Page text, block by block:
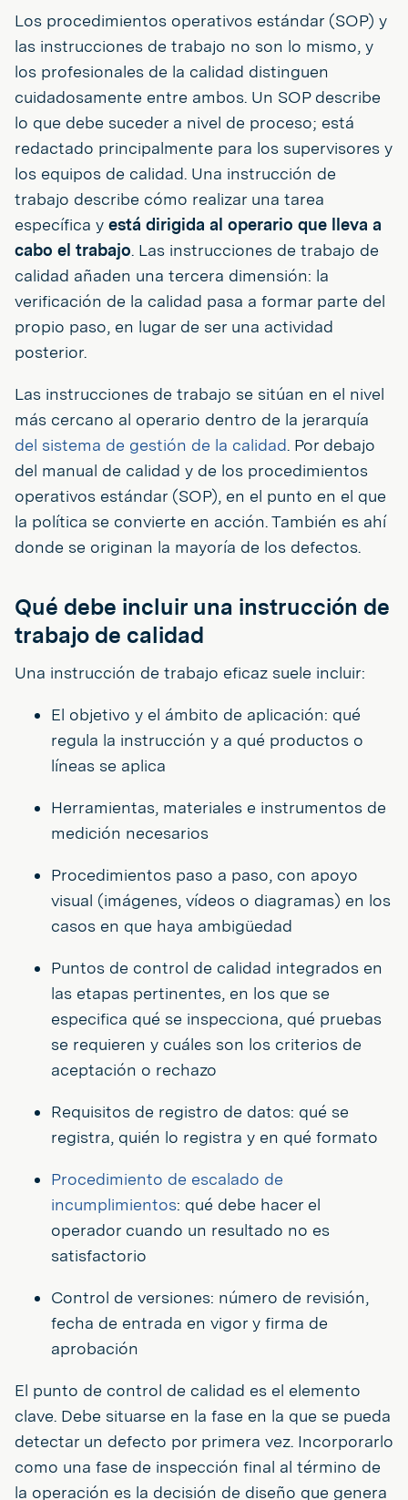
Los procedimientos operativos estándar (SOP) y
las instrucciones de trabajo no son lo mismo, y
los profesionales de la calidad distinguen
cuidadosamente entre ambos. Un SOP describe
lo que debe suceder a nivel de proceso; está
redactado principalmente para los supervisores y
los equipos de calidad. Una instrucción de
trabajo describe cómo realizar una tarea
específica y está dirigida al operario que lleva a
cabo el trabajo. Las instrucciones de trabajo de
calidad añaden una tercera dimensión: la
verificación de la calidad pasa a formar parte del
propio paso, en lugar de ser una actividad
posterior.
Las instrucciones de trabajo se sitúan en el nivel
más cercano al operario dentro de la jerarquía
del sistema de gestión de la calidad. Por debajo
del manual de calidad y de los procedimientos
operativos estándar (SOP), en el punto en el que
la política se convierte en acción. También es ahí
donde se originan la mayoría de los defectos.
Qué debe incluir una instrucción de
trabajo de calidad
Una instrucción de trabajo eficaz suele incluir:
El objetivo y el ámbito de aplicación: qué
regula la instrucción y a qué productos o
líneas se aplica
Herramientas, materiales e instrumentos de
medición necesarios
Procedimientos paso a paso, con apoyo
visual (imágenes, vídeos o diagramas) en los
casos en que haya ambigüedad
Puntos de control de calidad integrados en
las etapas pertinentes, en los que se
especifica qué se inspecciona, qué pruebas
se requieren y cuáles son los criterios de
aceptación o rechazo
Requisitos de registro de datos: qué se
registra, quién lo registra y en qué formato
Procedimiento de escalado de
incumplimientos: qué debe hacer el
operador cuando un resultado no es
satisfactorio
Control de versiones: número de revisión,
fecha de entrada en vigor y firma de
aprobación
El punto de control de calidad es el elemento
clave. Debe situarse en la fase en la que se pueda
detectar un defecto por primera vez. Incorporarlo
como una fase de inspección final al término de
la operación es la decisión de diseño que genera